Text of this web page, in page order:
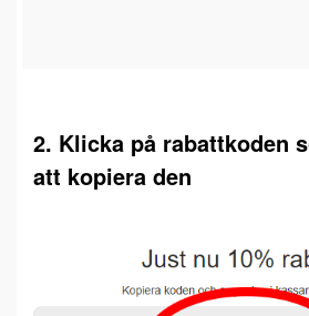
2. Klicka på rabattkoden
att kopiera den